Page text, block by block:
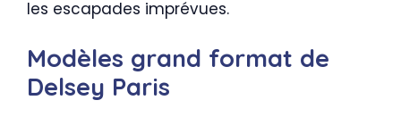
les escapades imprévues.
Modèles grand format de
Delsey Paris